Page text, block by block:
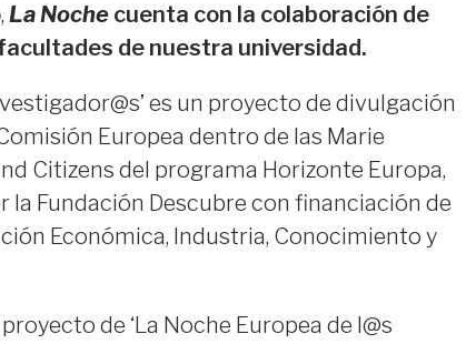
, La Nochecuenta con la colaboración de
de nuestra universidad.
es un proyecto de divulgación
Europea dentro de las Marie
Citizens del programa Horizonte Europa,
Fundación Descubre con financiación de
Económica, Industria, Conocimiento y
de ‘La Noche Europea de l@s